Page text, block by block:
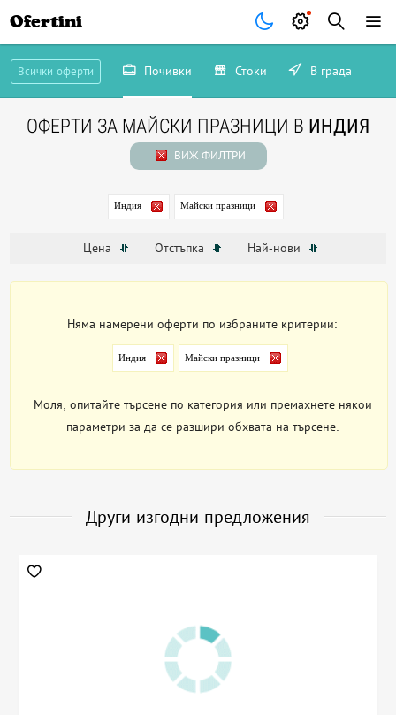
Ofertini
Всички оферти Почивки Стоки В града
ОФЕРТИ ЗА МАЙСКИ ПРАЗНИЦИ В ИНДИЯ
ВИЖ ФИЛТРИ
Индия Майски празници
Цена Отстъпка Най-нови
Няма намерени оферти по избраните критерии:
Индия Майски празници
Моля, опитайте търсене по категория или премахнете някои
параметри за да се разшири обхвата на търсене.
Други изгодни предложения